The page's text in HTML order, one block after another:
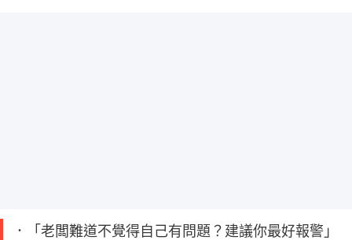
．「老闆難道不覺得自己有問題？建議你最好報警」